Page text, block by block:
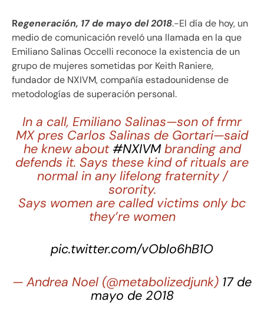
Regeneración, 17 de mayo del 2018.-El día de hoy, un
medio de comunicación reveló una llamada en la que
Emiliano Salinas Occelli reconoce la existencia de un
grupo de mujeres sometidas por Keith Raniere,
fundador de NXIVM, compañía estadounidense de
metodologías de superación personal.
In a call, Emiliano Salinas—son of frmr
MX pres Carlos Salinas de Gortari—said
he knew about#NXIVMbranding and
defends it. Says these kind of rituals are
normal in any lifelong fraternity /
sorority.
Says women are called victims only bc
they’re women
pic.twitter.com/vOblo6hB1O
— Andrea Noel (@metabolizedjunk) 17 de
mayo de 2018